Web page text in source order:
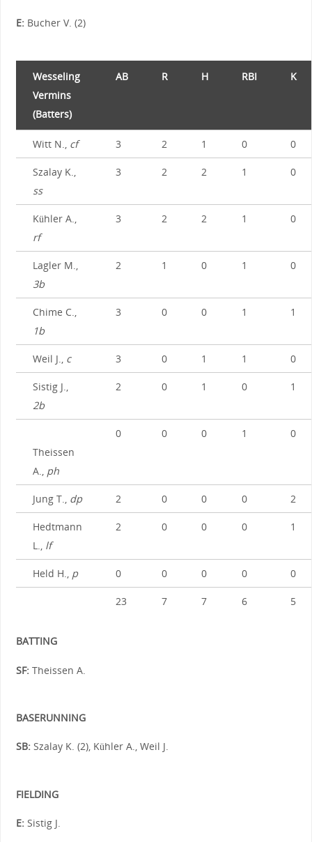
E:Bucher V. (2)
Wesseling
Vermins
(Batters)
AB R H RBI K
Witt N., cf 3 2 1 0 0
Szalay K.,
ss
3 2 2 1 0
Kühler A.,
rf
3 2 2 1 0
Lagler M.,
3b
2 1 0 1 0
Chime C.,
1b
3 0 0 1 1
Weil J., c 3 0 1 1 0
Sistig J.,
2b
2 0 1 0 1
Theissen
A., ph
0 0 0 1 0
Jung T., dp 2 0 0 0 2
Hedtmann
L., lf
2 0 0 0 1
Held H., p 0 0 0 0 0
23 7 7 6 5
BATTING
SF:Theissen A.
BASERUNNING
SB:Szalay K. (2), Kühler A., Weil J.
FIELDING
E:Sistig J.